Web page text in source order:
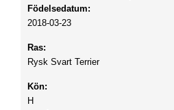
Födelsedatum:
2018-03-23
Ras:
Rysk Svart Terrier
Kön:
H